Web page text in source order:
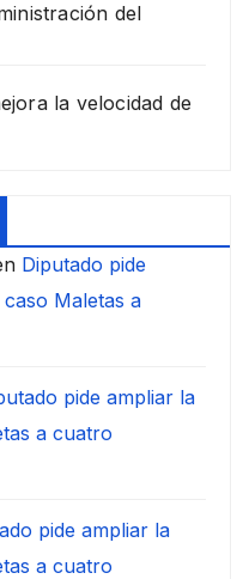
del
la velocidad de
Diputado pide
Maletas a
pide ampliar la
a cuatro
pide ampliar la
a cuatro